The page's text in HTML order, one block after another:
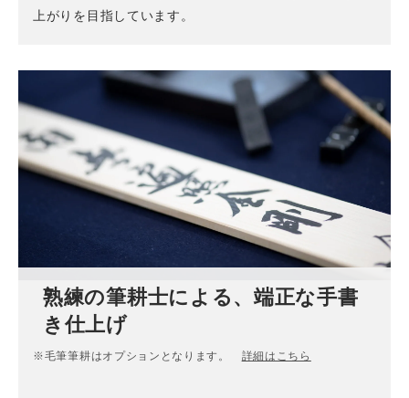
上がりを目指しています。
熟練の筆耕士による、端正な手書
き仕上げ
※毛筆筆耕はオプションとなります。 詳細はこちら